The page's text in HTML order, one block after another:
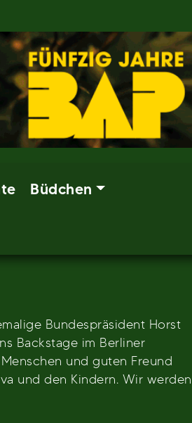
Büdchen
Bundespräsident Horst
Backstage im Berliner
und guten Freund
und den Kindern. Wir werden